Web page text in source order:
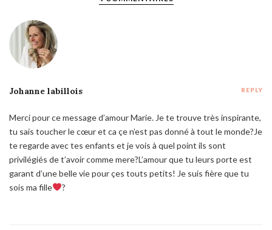
Johanne labillois REPLY
Merci pour ce message d’amour Marie. Je te trouve très inspirante,
tu sais toucher le cœur et ca çe n’est pas donné à tout le monde?Je
te regarde avec tes enfants et je vois à quel point ils sont
privilégiés de t’avoir comme mere?L’amour que tu leurs porte est
garant d’une belle vie pour çes touts petits! Je suis fière que tu
sois ma fille
?